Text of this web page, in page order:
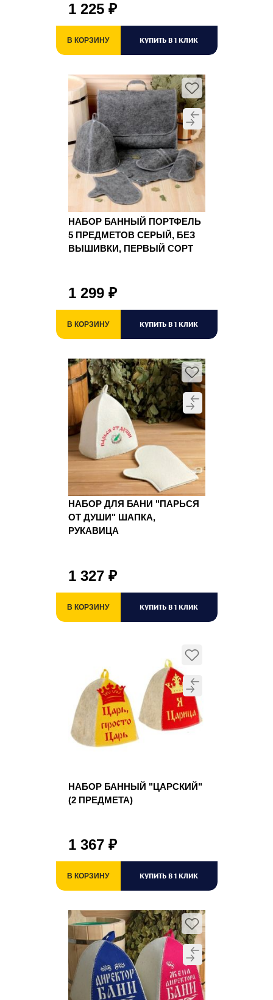
1 225 ₽
В КОРЗИНУ КУПИТЬ В 1 КЛИК
НАБОР БАННЫЙ ПОРТФЕЛЬ
5 ПРЕДМЕТОВ СЕРЫЙ, БЕЗ
ВЫШИВКИ, ПЕРВЫЙ СОРТ
1 299 ₽
В КОРЗИНУ КУПИТЬ В 1 КЛИК
НАБОР ДЛЯ БАНИ "ПАРЬСЯ
ОТ ДУШИ" ШАПКА,
РУКАВИЦА
1 327 ₽
В КОРЗИНУ КУПИТЬ В 1 КЛИК
НАБОР БАННЫЙ "ЦАРСКИЙ"
(2 ПРЕДМЕТА)
1 367 ₽
В КОРЗИНУ КУПИТЬ В 1 КЛИК